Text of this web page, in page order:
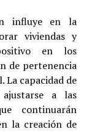
influye en la
viviendas y
en los
de pertenencia
capacidad de
a las
continuarán
la creación de